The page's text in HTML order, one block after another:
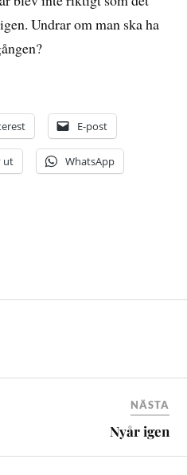
Undrar om man ska ha
E-post
ut WhatsApp
NÄSTA
Nyår igen